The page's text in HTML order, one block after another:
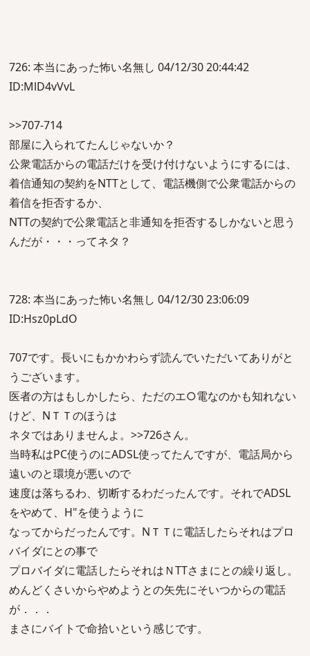
726: 本当にあった怖い名無し 04/12/30 20:44:42
ID:MlD4vVvL
>>707-714
部屋に入られてたんじゃないか？
公衆電話からの電話だけを受け付けないようにするには、
着信通知の契約をNTTとして、電話機側で公衆電話からの
着信を拒否するか、
NTTの契約で公衆電話と非通知を拒否するしかないと思う
んだが・・・ってネタ？
728: 本当にあった怖い名無し 04/12/30 23:06:09
ID:Hsz0pLdO
707です。長いにもかかわらず読んでいただいてありがと
うございます。
医者の方はもしかしたら、ただのエ○電なのかも知れない
けど、NＴＴのほうは
ネタではありませんよ。>>726さん。
当時私はPC使うのにADSL使ってたんですが、電話局から
遠いのと環境が悪いので
速度は落ちるわ、切断するわだったんです。それでADSL
をやめて、H"を使うように
なってからだったんです。NＴＴに電話したらそれはプロ
バイダにとの事で
プロバイダに電話したらそれはＮTTさまにとの繰り返し。
めんどくさいからやめようとの矢先にそいつからの電話
が．．．
まさにバイトで命拾いという感じです。